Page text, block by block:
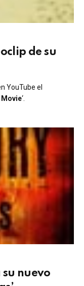
de su
YouTube el
Movie‘.
nuevo